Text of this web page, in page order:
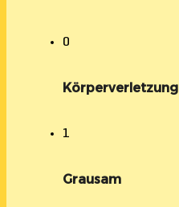
0
Körperverletzung
1
Grausam